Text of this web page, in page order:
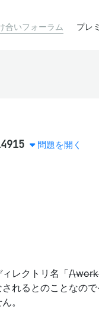
合いフォーラム プレ
問題を開く
レクトリ名「/\work
れるとのことなので
。